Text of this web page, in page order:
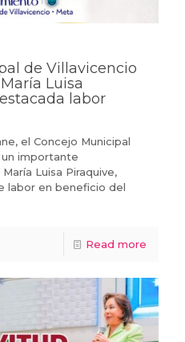
de Villavicencio
Luisa
labor
el Concejo Municipal
importante
Luisa Piraquive,
labor en beneficio del
Read more